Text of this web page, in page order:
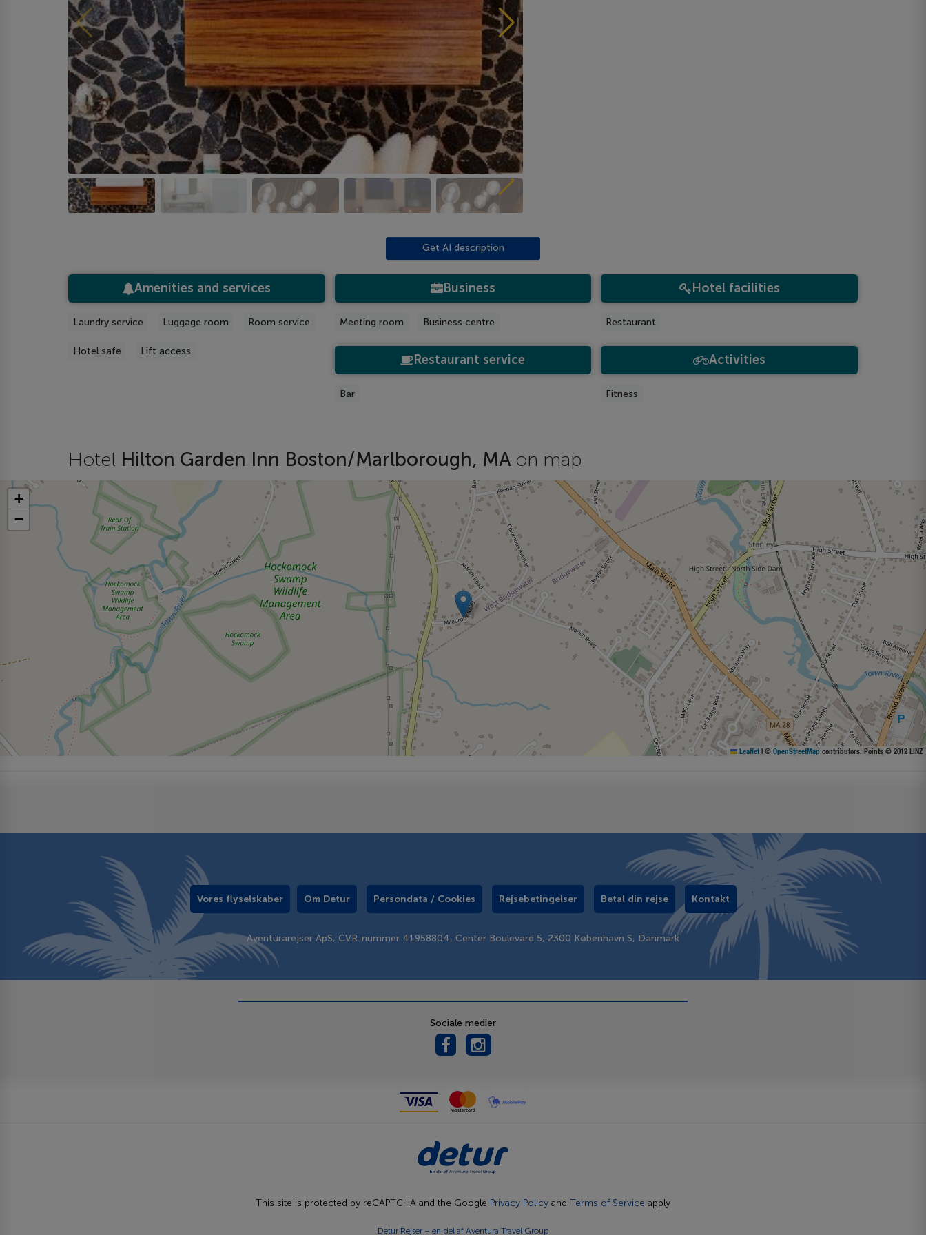
Get AI description
Amenities and services
Laundry service Luggage room Room service
Hotel safe Lift access
Business
Meeting room Business centre
Restaurant service
Bar
Hotel facilities
Restaurant
Activities
Fitness
Hotel Hilton Garden Inn Boston/Marlborough, MA on map
+
−
Leaflet | © OpenStreetMap contributors, Points © 2012 LINZ
Vores flyselskaber Om Detur Persondata / Cookies Rejsebetingelser Betal din rejse Kontakt
Aventurarejser ApS, CVR-nummer 41958804, Center Boulevard 5, 2300 København S, Danmark
Sociale medier
This site is protected by reCAPTCHA and the Google Privacy Policy and Terms of Service apply
Detur Rejser – en del af Aventura Travel Group